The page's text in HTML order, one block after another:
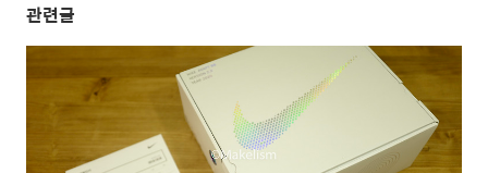
관련글